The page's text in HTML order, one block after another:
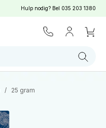
Hulp nodig? Bel 035 203 1380
Zoeken
/ 25 gram